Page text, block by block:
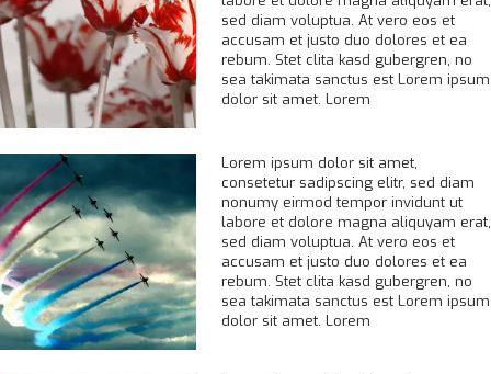
sed diam voluptua. At vero eos et
accusam et justo duo dolores et ea
rebum. Stet clita kasd gubergren, no
sea takimata sanctus est Lorem ipsum
dolor sit amet. Lorem
Lorem ipsum dolor sit amet,
consetetur sadipscing elitr, sed diam
nonumy eirmod tempor invidunt ut
labore et dolore magna aliquyam erat,
sed diam voluptua. At vero eos et
accusam et justo duo dolores et ea
rebum. Stet clita kasd gubergren, no
sea takimata sanctus est Lorem ipsum
dolor sit amet. Lorem